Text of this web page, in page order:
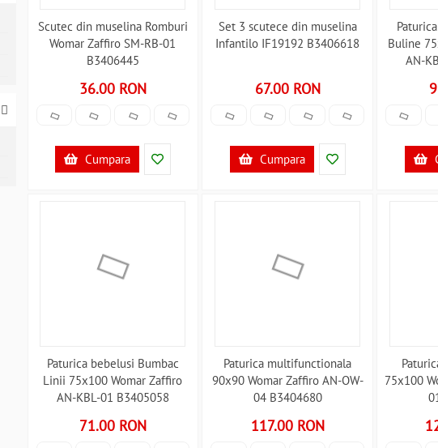
Scutec din muselina Romburi
Womar Zaffiro SM-RB-01
B3406445
36.00 RON
Cumpara
Set 3 scutece din muselina
Infantilo IF19192 B3406618
67.00 RON
Cumpara
Buline
AN-
Paturica bebelusi Bumbac
Linii 75x100 Womar Zaffiro
AN-KBL-01 B3405058
71.00 RON
Paturica multifunctionala
90x90 Womar Zaffiro AN-OW-
04 B3404680
117.00 RON
75x100